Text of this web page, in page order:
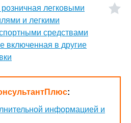
легковыми
и легкими
средствами
включенная в другие
:
информацией и